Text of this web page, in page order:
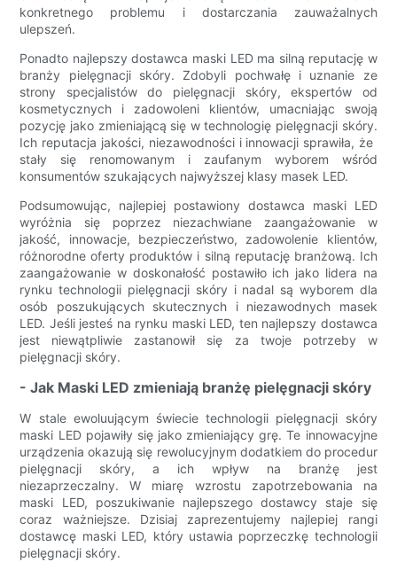
konkretnego problemu i dostarczania zauważalnych
ulepszeń.
Ponadto najlepszy dostawca maski LED ma silną reputację w
branży pielęgnacji skóry. Zdobyli pochwałę i uznanie ze
strony specjalistów do pielęgnacji skóry, ekspertów od
kosmetycznych i zadowoleni klientów, umacniając swoją
pozycję jako zmieniającą się w technologię pielęgnacji skóry.
Ich reputacja jakości, niezawodności i innowacji sprawiła, że ​​
stały się renomowanym i zaufanym wyborem wśród
konsumentów szukających najwyższej klasy masek LED.
Podsumowując, najlepiej postawiony dostawca maski LED
wyróżnia się poprzez niezachwiane zaangażowanie w
jakość, innowacje, bezpieczeństwo, zadowolenie klientów,
różnorodne oferty produktów i silną reputację branżową. Ich
zaangażowanie w doskonałość postawiło ich jako lidera na
rynku technologii pielęgnacji skóry i nadal są wyborem dla
osób poszukujących skutecznych i niezawodnych masek
LED. Jeśli jesteś na rynku maski LED, ten najlepszy dostawca
jest niewątpliwie zastanowił się za twoje potrzeby w
pielęgnacji skóry.
- Jak Maski LED zmieniają branżę pielęgnacji skóry
W stale ewoluującym świecie technologii pielęgnacji skóry
maski LED pojawiły się jako zmieniający grę. Te innowacyjne
urządzenia okazują się rewolucyjnym dodatkiem do procedur
pielęgnacji skóry, a ich wpływ na branżę jest
niezaprzeczalny. W miarę wzrostu zapotrzebowania na
maski LED, poszukiwanie najlepszego dostawcy staje się
coraz ważniejsze. Dzisiaj zaprezentujemy najlepiej rangi
dostawcę maski LED, który ustawia poprzeczkę technologii
pielęgnacji skóry.